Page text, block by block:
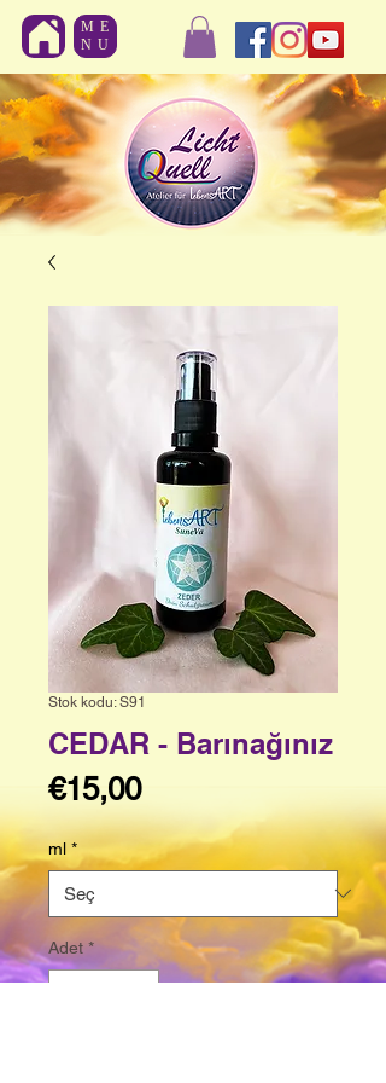
ME
NU
Stok kodu: S91
CEDAR - Barınağınız
€15,00Fiyat
ml *
Adet *